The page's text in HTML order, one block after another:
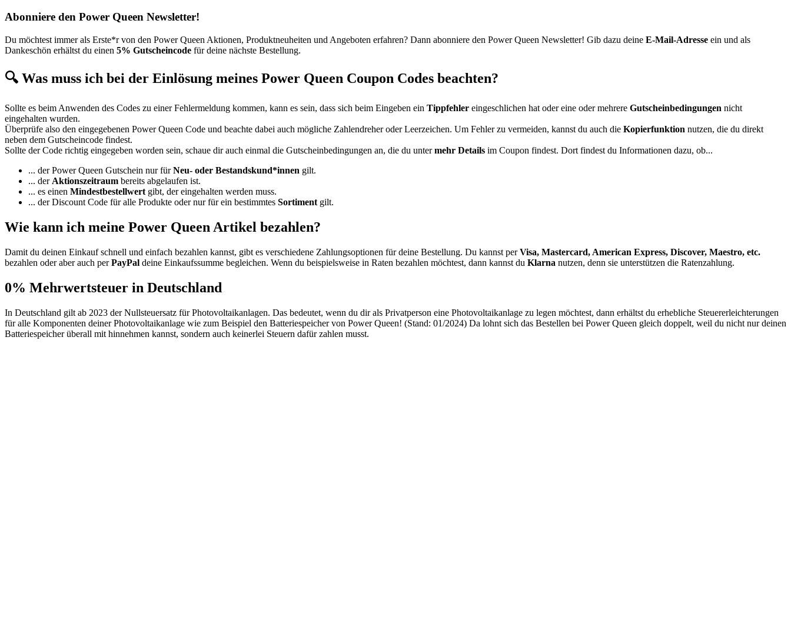
Abonniere den Power Queen Newsletter!
Du möchtest immer als Erste*r von den Power Queen Aktionen, Produktneuheiten und Angeboten erfahren? Dann abonniere den Power Queen Newsletter! Gib dazu deine E-Mail-Adresse ein und als
Dankeschön erhältst du einen 5% Gutscheincode für deine nächste Bestellung.
🔍 Was muss ich bei der Einlösung meines Power Queen Coupon Codes beachten?
Sollte es beim Anwenden des Codes zu einer Fehlermeldung kommen, kann es sein, dass sich beim Eingeben ein Tippfehler eingeschlichen hat oder eine oder mehrere Gutscheinbedingungen nicht
eingehalten wurden.
Überprüfe also den eingegebenen Power Queen Code und beachte dabei auch mögliche Zahlendreher oder Leerzeichen. Um Fehler zu vermeiden, kannst du auch die Kopierfunktion nutzen, die du direkt
neben dem Gutscheincode findest.
Sollte der Code richtig eingegeben worden sein, schaue dir auch einmal die Gutscheinbedingungen an, die du untermehr Details im Coupon findest. Dort findest du Informationen dazu, ob...
... der Power Queen Gutschein nur fürNeu- oder Bestandskund*innen gilt.
... derAktionszeitraum bereits abgelaufen ist.
... es einen Mindestbestellwertgibt, der eingehalten werden muss.
... der Discount Code für alle Produkte oder nur für ein bestimmtes Sortimentgilt.
Wie kann ich meine Power Queen Artikel bezahlen?
Damit du deinen Einkauf schnell und einfach bezahlen kannst, gibt es verschiedene Zahlungsoptionen für deine Bestellung. Du kannst perVisa, Mastercard, American Express, Discover, Maestro, etc.
bezahlen oder aber auch perPayPal deine Einkaufssumme begleichen. Wenn du beispielsweise in Raten bezahlen möchtest, dann kannst du Klarna nutzen, denn sie unterstützen die Ratenzahlung.
0% Mehrwertsteuer in Deutschland
In Deutschland gilt ab 2023 der Nullsteuersatz für Photovoltaikanlagen. Das bedeutet, wenn du dir als Privatperson eine Photovoltaikanlage zu legen möchtest, dann erhältst du erhebliche Steuererleichterungen
für alle Komponenten deiner Photovoltaikanlage wie zum Beispiel den Batteriespeicher von Power Queen! (Stand: 01/2024) Da lohnt sich das Bestellen bei Power Queen gleich doppelt, weil du nicht nur deinen
Batteriespeicher überall mit hinnehmen kannst, sondern auch keinerlei Steuern dafür zahlen musst.